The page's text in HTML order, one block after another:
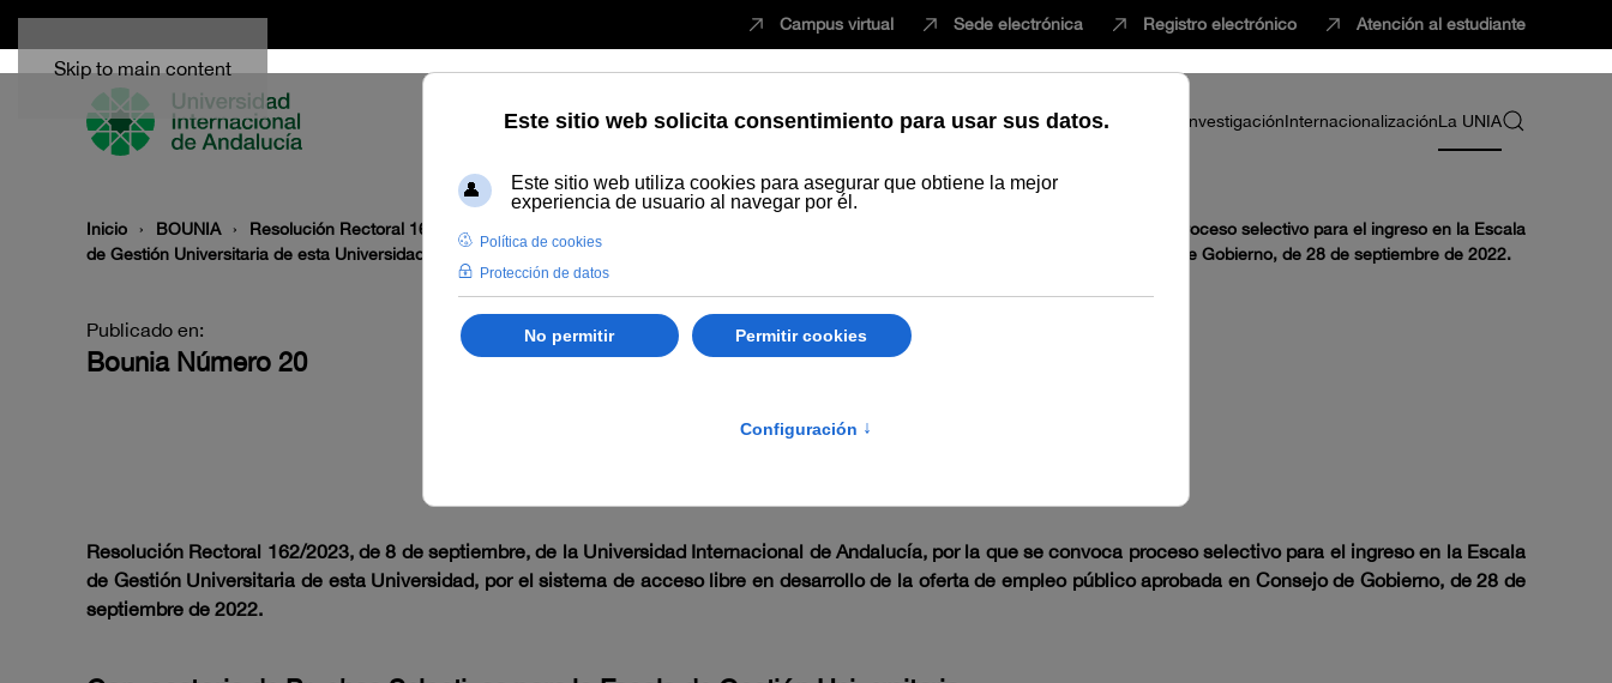
Skip to main content
Campus virtual Sede electrónica Registro electrónico Atención al estudiante
EstudiarInnovaciónVida universitariaProfesorado InvestigaciónInternacionalizaciónLa UNIA
Inicio BOUNIA
Resolución Rectoral 162/2023, de 8 de septiembre, de la Universidad Internacional de Andalucía, por la que se convoca proceso selectivo para el ingreso en la Escala
de Gestión Universitaria de esta Universidad, por el sistema de acceso libre en desarrollo de la oferta de empleo público aprobada en Consejo de Gobierno, de 28 de septiembre de 2022.
Publicado en:
Bounia Número 20
Resolución Rectoral 162/2023, de 8 de septiembre, de la Universidad Internacional de Andalucía, por la que se convoca proceso selectivo para el ingreso en la Escala
de Gestión Universitaria de esta Universidad, por el sistema de acceso libre en desarrollo de la oferta de empleo público aprobada en Consejo de Gobierno, de 28 de
septiembre de 2022.